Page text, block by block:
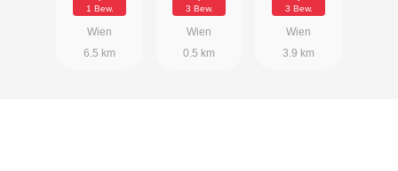
1 Bew.
Wien
6.5 km
3 Bew.
Wien
0.5 km
3 Bew.
Wien
3.9 km